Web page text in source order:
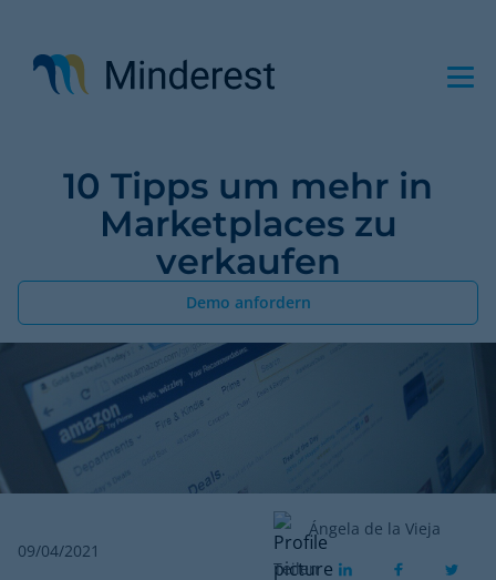
Inhalt
10 Tipps um mehr in
Marketplaces zu
verkaufen
Demo anfordern
09/04/2021
Ángela de la Vieja
Teilen